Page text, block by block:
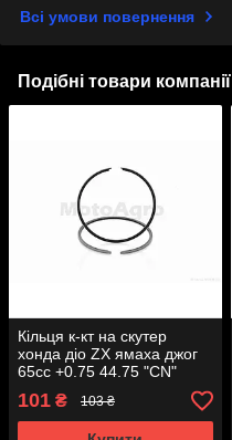
Всі умови повернення
Подібні товари компанії
Кільця к-кт на скутер
хонда діо ZX ямаха джог
65cc +0.75 44.75 "CN"
101 ₴ 103 ₴